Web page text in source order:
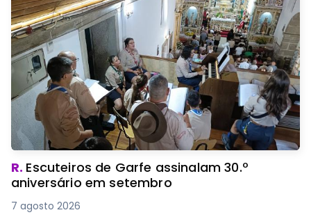
R. Escuteiros de Garfe assinalam 30.º
aniversário em setembro
7 agosto 2026